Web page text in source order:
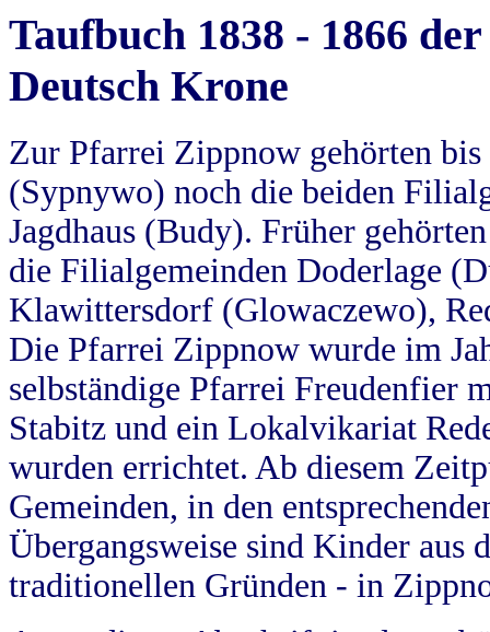
Taufbuch 1838 - 1866
Deutsch Krone
Zur Pfarrei Zippnow gehörten
(Sypnywo) noch die beiden
Jagdhaus (Budy). Früher
die Filialgemeinden Doderlage
Klawittersdorf (Glowaczewo),
Die Pfarrei Zippnow wurde im
selbständige Pfarrei Freudenfier
Stabitz und ein Lokalvikariat
wurden errichtet. Ab diesem
Gemeinden, in den
Übergangsweise sind Kinder aus
traditionellen Gründen - in